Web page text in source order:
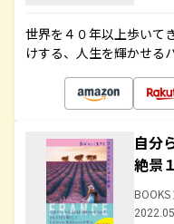
世界を４０年以上歩いて
けする、人生を輝かせる
自分
絶景